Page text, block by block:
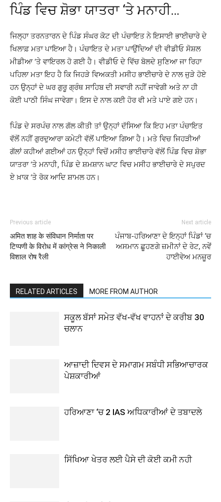
ਪਿੰਡ ਵਿਚ ਸ਼ੋਭਾ ਯਾਤਰਾ ‘ਤੇ ਮਨਾਹੀ…
ਜਿਲ੍ਹਾ ਤਰਨਤਾਰਨ ਦੇ ਪਿੰਡ ਸੰਘਰ ਕੋਟ ਦੀ ਪੰਚਾਇਤ ਨੇ ਇਸਾਈ ਭਾਈਚਾਰੇ ਦੇ
ਖਿਲਾਫ਼ ਮਤਾ ਪਾਇਆ ਹੈ। ਪੰਚਾਇਤ ਦੇ ਮਤਾ ਪਾਉਂਦਿਆਂ ਦੀ ਵੀਡੀਓ ਸੋਸ਼ਲ
ਮੀਡੀਆ ‘ਤੇ ਵਾਇਰਲ ਹੋ ਗਈ ਹੈ। ਵੀਡੀਓ ਦੇ ਵਿੱਚ ਬੋਲਦੇ ਸੁਣਿਆ ਜਾ ਰਿਹਾ
ਪਹਿਲਾ ਮਤਾ ਇਹ ਹੈ ਕਿ ਜਿਹੜੇ ਵਿਅਕਤੀ ਮਸੀਹ ਭਾਈਚਾਰੇ ਦੇ ਨਾਲ ਜੁੜੇ ਹੋਏ
ਹਨ ਉਨ੍ਹਾਂ ਦੇ ਘਰ ਗੁਰੂ ਗ੍ਰੰਥ ਸਾਹਿਬ ਦੀ ਸਵਾਰੀ ਨਹੀਂ ਜਾਵੇਗੀ ਅਤੇ ਨਾ ਹੀ
ਕੋਈ ਪਾਠੀ ਸਿੰਘ ਜਾਵੇਗਾ। ਇਸ ਦੇ ਨਾਲ ਕਈ ਹੋਰ ਵੀ ਮਤੇ ਪਾਏ ਗਏ ਹਨ।
ਪਿੰਡ ਦੇ ਸਰਪੰਚ ਨਾਲ ਗੱਲ ਕੀਤੀ ਤਾਂ ਉਨ੍ਹਾਂ ਦੱਸਿਆ ਕਿ ਇਹ ਮਤਾ ਪੰਚਾਇਤ
ਵੱਲੋਂ ਨਹੀਂ ਗੁਰਦੁਆਰਾ ਕਮੇਟੀ ਵੱਲੋਂ ਪਾਇਆ ਗਿਆ ਹੈ। ਮਤੇ ਵਿਚ ਜਿਹੜੀਆਂ
ਗੱਲਾਂ ਕਹੀਆਂ ਗਈਆਂ ਹਨ ਉਨ੍ਹਾਂ ਵਿਚੋਂ ਮਸੀਹ ਭਾਈਚਾਰੇ ਵੱਲੋਂ ਪਿੰਡ ਵਿਚ ਸ਼ੋਭਾ
ਯਾਤਰਾ ‘ਤੇ ਮਨਾਹੀ, ਪਿੰਡ ਦੇ ਸ਼ਮਸ਼ਾਨ ਘਾਟ ਵਿਚ ਮਸੀਹ ਭਾਈਚਾਰੇ ਦੇ ਸਪੁਰਦ
ਏ ਖ਼ਾਕ ‘ਤੇ ਰੋਕ ਆਦਿ ਸ਼ਾਮਲ ਹਨ।
Previous article
अमित शाह के संविधान निर्माता पर
टिप्पणी के विरोध में कांग्रेस ने निकाली
विशाल रोष रैली
Next article
ਪੰਜਾਬ-ਹਰਿਆਣਾ ਦੇ ਇਨ੍ਹਾਂ ਪਿੰਡਾਂ ‘ਚ
ਅਸਮਾਨ ਛੂਹਣਗੇ ਜ਼ਮੀਨਾਂ ਦੇ ਰੇਟ, ਨਵੇਂ
ਹਾਈਵੇਅ ਮਨਜ਼ੂਰ
RELATED ARTICLES MORE FROM AUTHOR
ਸਕੂਲ ਬੱਸਾਂ ਸਮੇਤ ਵੱਖ-ਵੱਖ ਵਾਹਨਾਂ ਦੇ ਕਰੀਬ 30
ਚਲਾਨ
ਆਜ਼ਾਦੀ ਦਿਵਸ ਦੇ ਸਮਾਗਮ ਸਬੰਧੀ ਸਭਿਆਚਾਰਕ
ਪੇਸ਼ਕਾਰੀਆਂ
ਹਰਿਆਣਾ ‘ਚ 2 IAS ਅਧਿਕਾਰੀਆਂ ਦੇ ਤਬਾਦਲੇ
ਸਿੱਖਿਆ ਖੇਤਰ ਲਈ ਪੈਸੇ ਦੀ ਕੋਈ ਕਮੀ ਨਹੀ